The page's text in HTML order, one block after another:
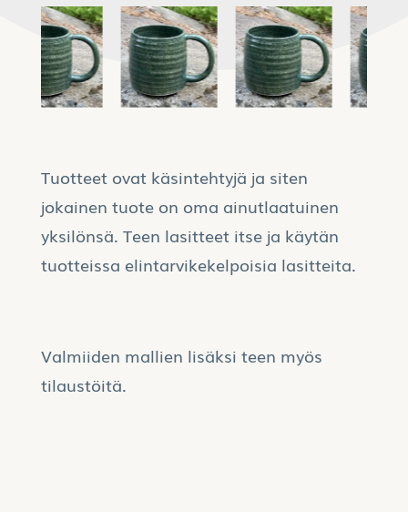
Tuotteet ovat käsintehtyjä ja siten
jokainen tuote on oma ainutlaatuinen
yksilönsä. Teen lasitteet itse ja käytän
tuotteissa elintarvikekelpoisia lasitteita.
Valmiiden mallien lisäksi teen myös
tilaustöitä.